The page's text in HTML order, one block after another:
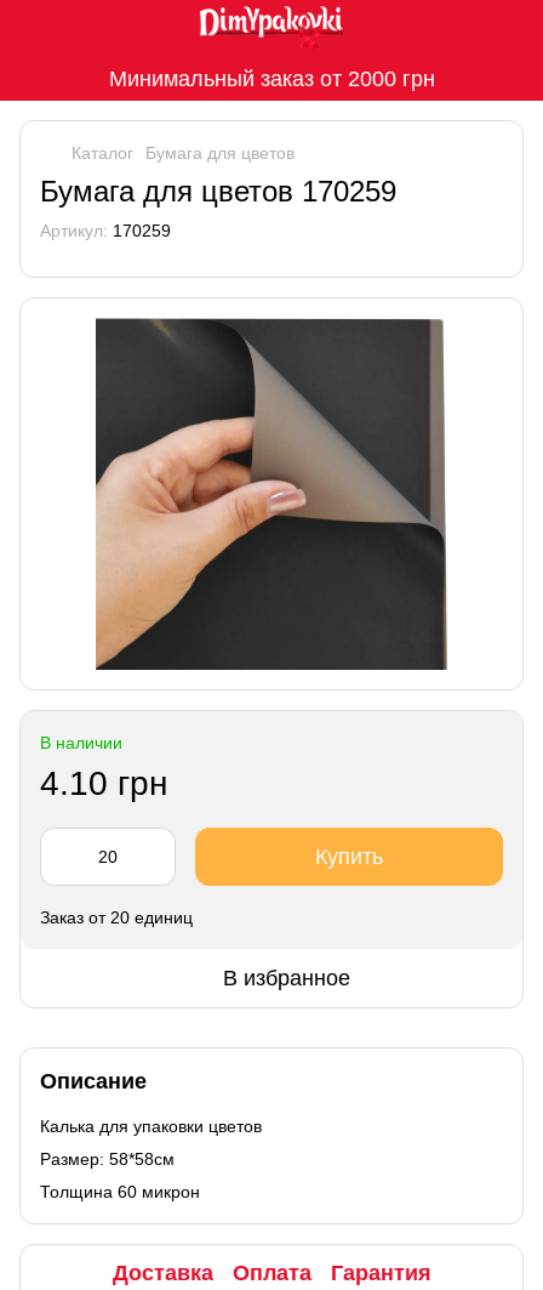
Минимальный заказ от 2000 грн
Каталог Бумага для цветов
Бумага для цветов 170259
Артикул: 170259
В наличии
4.10 грн
Купить
Заказ от 20 единиц
В избранное
Описание
Калька для упаковки цветов
Размер: 58*58см
Толщина 60 микрон
Доставка Оплата Гарантия